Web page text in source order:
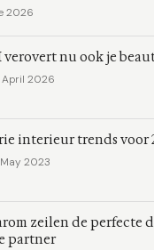
2026
verovert nu ook je
April 2026
interieur trends voor
May 2023
zeilen de perfecte
partner